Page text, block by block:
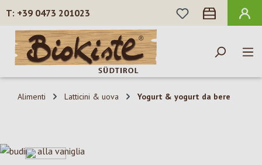
Passa al contenuto principale
+39 0473 201023
HAI 0 ARTICOLI
Alimenti Latticini & uova Yogurt & yogurt da bere
Salta la galleria di immagini